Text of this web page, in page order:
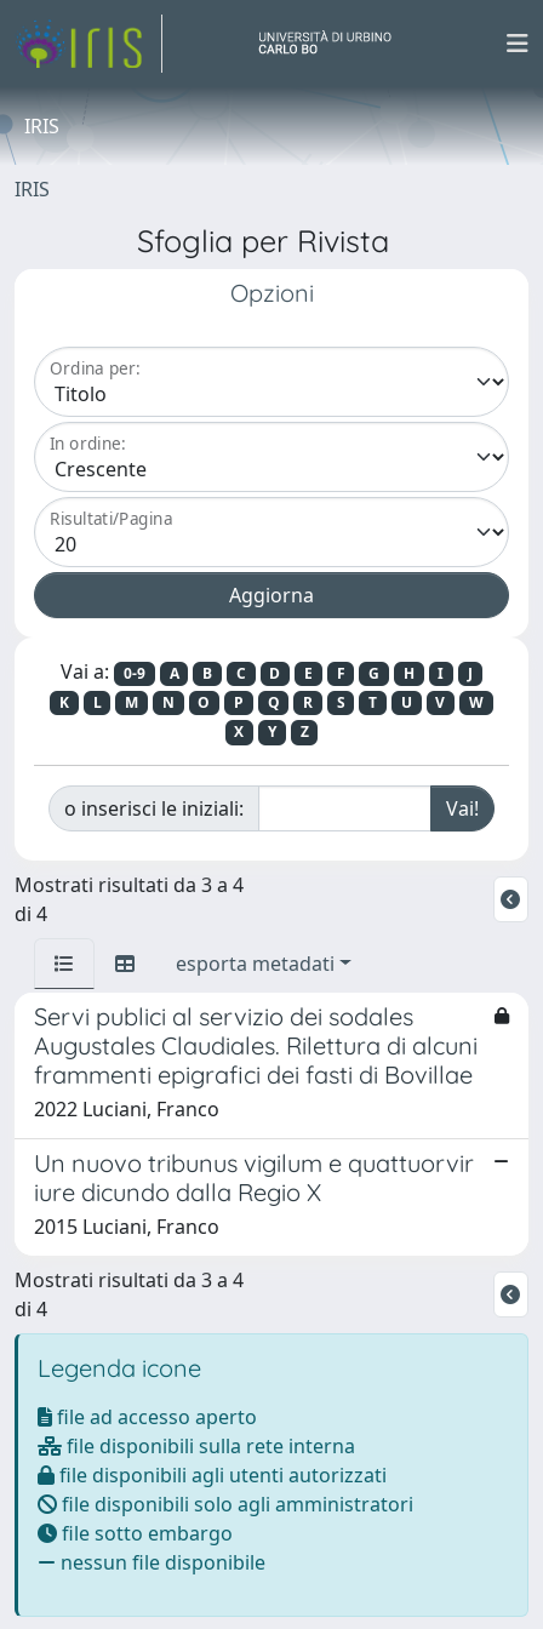
IRIS
IRIS
Sfoglia per Rivista
Opzioni
Ordina per:
In ordine:
Risultati/Pagina
Vai a: 0-9 A B C D E F G H I
J
K
L M N O P Q R S T U V
W
X
Y Z
o inserisci le iniziali:
Mostrati risultati da 3 a 4
di 4
esporta metadati
Servi publici al servizio dei sodales
Augustales Claudiales. Rilettura di alcuni
frammenti epigrafici dei fasti di Bovillae
2022 Luciani, Franco
Un nuovo tribunus vigilum e quattuorvir
iure dicundo dalla Regio X
2015 Luciani, Franco
Mostrati risultati da 3 a 4
di 4
Legenda icone
file ad accesso aperto
file disponibili sulla rete interna
file disponibili agli utenti autorizzati
file disponibili solo agli amministratori
file sotto embargo
nessun file disponibile